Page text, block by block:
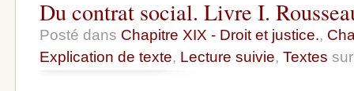
Du contrat social. Livre I.
Posté dans Chapitre XIX - Droit et justice.,
Explication de texte, Lecture suivie, Textes